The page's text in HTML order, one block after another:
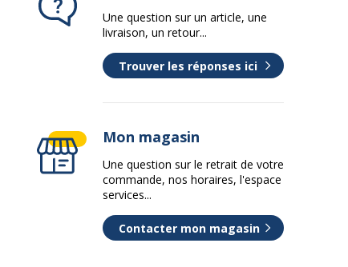
Une question sur un article, une
livraison, un retour...
Trouver les réponses ici
Mon magasin
Une question sur le retrait de votre
commande, nos horaires, l'espace
services...
Contacter mon magasin